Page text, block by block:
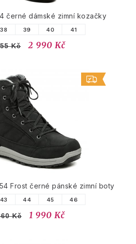
černé dámské zimní kozačky
38 39 40 41
Kč 2 990 Kč
Frost černé pánské zimní boty
43 44 45 46
Kč 1 990 Kč